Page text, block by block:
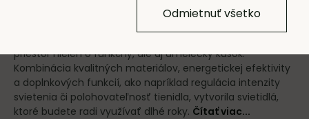
priestor nielen o funkčný, ale aj umelecký kúsok.
Kombinácia kvalitných materiálov, energetickej efektivity
a doplnkových funkcií, ako napríklad regulácia intenzity
svietenia či polohovateľnosť tienidla, vytvorila svietidlá,
ktoré budete radi využívať dlhé roky. Čítať viac...
Odmietnuť všetko